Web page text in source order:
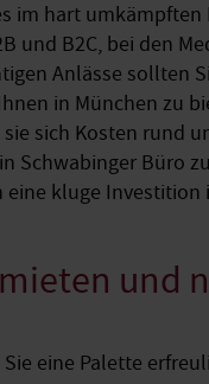
im hart umkämpften
und B2C, bei den
Anlässe sollten
in München zu
sich Kosten rund
Schwabinger Büro
kluge Investition
und
eine Palette